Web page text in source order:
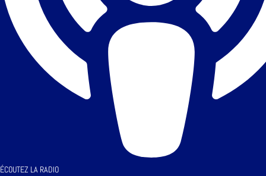
ÉCOUTEZ LA RADIO